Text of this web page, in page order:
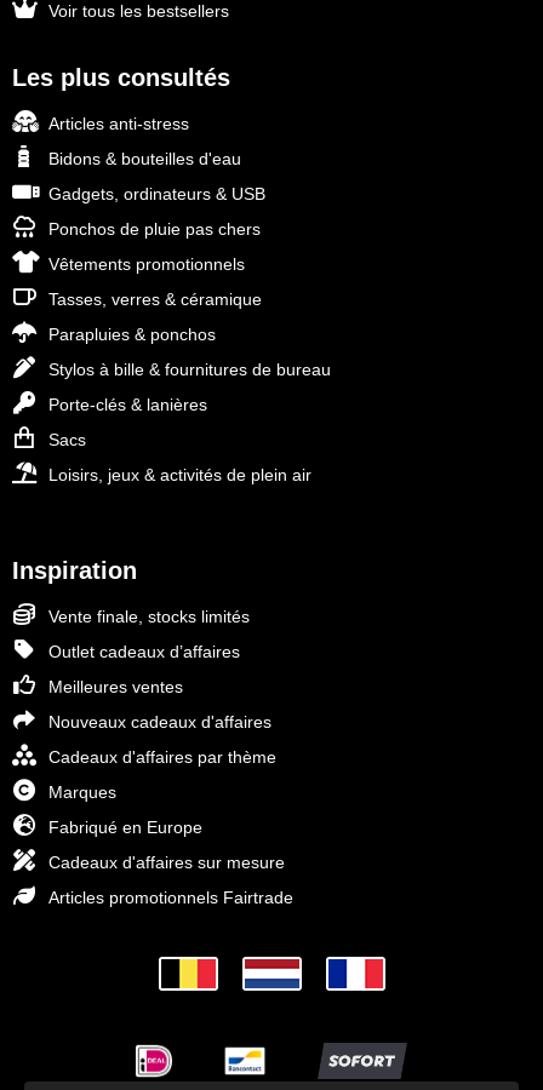
Voir tous les bestsellers
Les plus consultés
Articles anti-stress
Bidons & bouteilles d'eau
Gadgets, ordinateurs & USB
Ponchos de pluie pas chers
Vêtements promotionnels
Tasses, verres & céramique
Parapluies & ponchos
Stylos à bille & fournitures de bureau
Porte-clés & lanières
Sacs
Loisirs, jeux & activités de plein air
Inspiration
Vente finale, stocks limités
Outlet cadeaux d’affaires
Meilleures ventes
Nouveaux cadeaux d'affaires
Cadeaux d'affaires par thème
Marques
Fabriqué en Europe
Cadeaux d'affaires sur mesure
Articles promotionnels Fairtrade